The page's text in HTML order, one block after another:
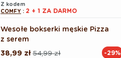
Z kodem
COMFY : 2 + 1 ZA DARMO
Wesołe bokserki męskie Pizza
z serem
Cena
54,99 zł
Cena
38,99 zł -29%